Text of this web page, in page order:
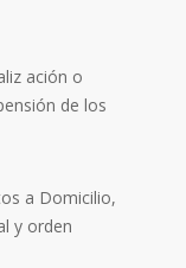
ación o
de los
a Domicilio,
y orden